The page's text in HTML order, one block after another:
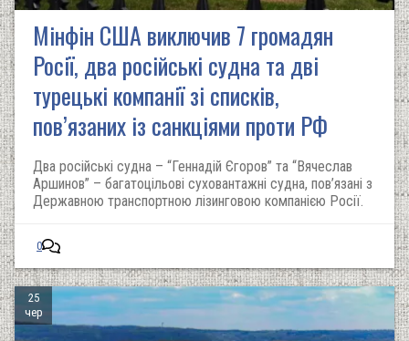
Мінфін США виключив 7 громадян
Росії, два російські судна та дві
турецькі компанії зі списків,
пов’язаних із санкціями проти РФ
Два російські судна – “Геннадій Єгоров” та “Вячеслав
Аршинов” – багатоцільові суховантажні судна, пов’язані з
Державною транспортною лізинговою компанією Росії.
0
25
чер